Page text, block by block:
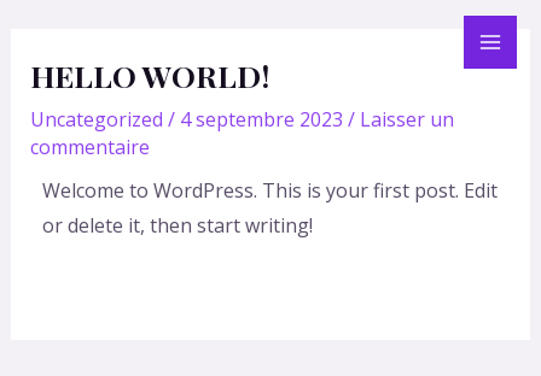
contenu
HELLO WORLD!
Uncategorized / 4 septembre 2023 / Laisser un
commentaire
Welcome to WordPress. This is your first post. Edit
or delete it, then start writing!
l’article